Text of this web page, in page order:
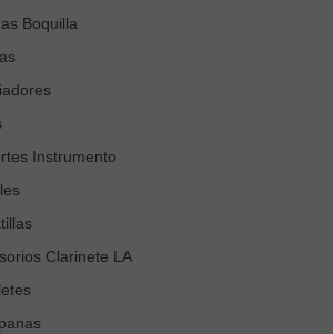
Boquilla
Instrumento
Clarinete LA